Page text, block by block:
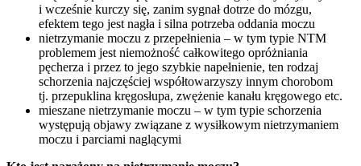
i wcześnie kurczy się, zanim sygnał dotrze do mózgu,
efektem tego jest nagła i silna potrzeba oddania moczu
nietrzymanie moczu z przepełnienia – w tym typie NTM
problemem jest niemożność całkowitego opróżniania
pęcherza i przez to jego szybkie napełnienie, ten rodzaj
schorzenia najczęściej współtowarzyszy innym chorobom
tj. przepuklina kręgosłupa, zwężenie kanału kręgowego etc.
mieszane nietrzymanie moczu – w tym typie schorzenia
występują objawy związane z wysiłkowym nietrzymaniem
moczu i parciami naglącymi